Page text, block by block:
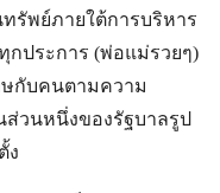
รัพย์ภายใต้การบริหาร
กประการ (พ่อแม่รวยๆ)
กับคนตามความ
นส่วนหนึ่งของรัฐบาลรูป
ง